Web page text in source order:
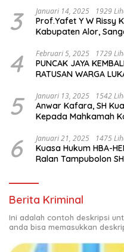
3 Januari 14, 2025 1929
Prof.Yafet Y W Rissy
Kabupaten Alor,
dan Bapak Rey
4 Februari 5, 2025 1729
PUNCAK JAYA
RATUSAN WARGA
5 Januari 13, 2025 1542
Anwar Kafara, SH
Kepada Mahkamah
6 Januari 21, 2025 1475
Kuasa Hukum HBA-
Ralan Tampubolon
Berita Kriminal
Ini adalah contoh deskripsi
anda bisa memasukkan